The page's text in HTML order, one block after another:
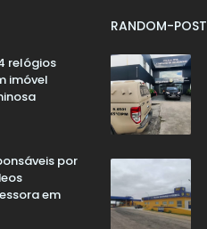
relógios
imóvel
por
em
RANDOM-POST